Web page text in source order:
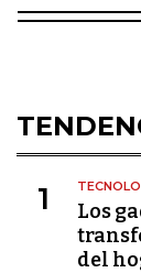
1
Los
del